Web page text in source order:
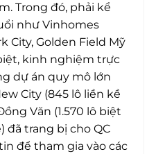
Trong đó, phải kể
như Vinhomes
City, Golden Field Mỹ
kinh nghiệm trực
dự án quy mô lớn
City (845 lô liền kề
Văn (1.570 lô biệt
đã trang bị cho QC
để tham gia vào các